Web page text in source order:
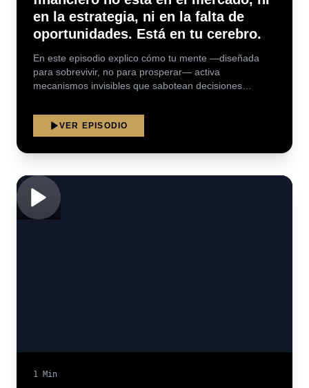
en la estrategia, ni en la falta de
oportunidades. Está en tu cerebro.
En este episodio explico cómo tu mente —diseñada
para sobrevivir, no para prosperar— activa
mecanismos invisibles que sabotean decisiones
operando por debajo de tu potencial. Vas a entender: •
Por qué el cerebro rechaza el crecimiento económico
elegir seguridad en lugar de expansión • Cómo el
repetís techos de ingresos sin darte cuenta • Qué
cambiar para que tu mente deje de boicotear tu
crecimiento
VER EPISODIO
1 Min